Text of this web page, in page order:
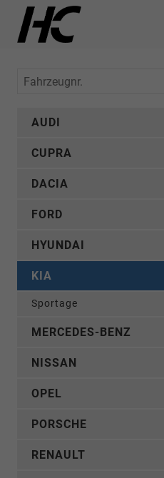
Fahrzeugnr.
AUDI
CUPRA
DACIA
FORD
HYUNDAI
KIA
Sportage
MERCEDES-BENZ
NISSAN
OPEL
PORSCHE
RENAULT